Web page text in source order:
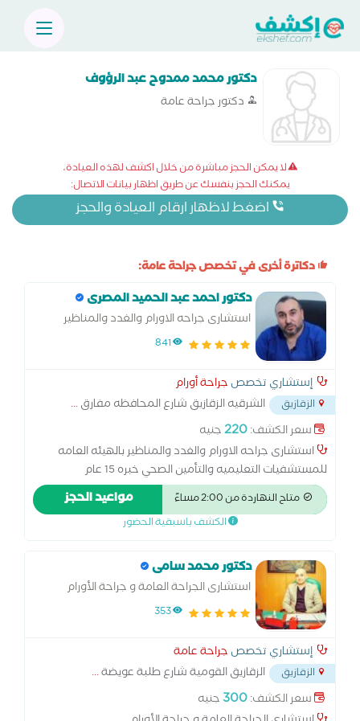
دكتور محمد ممدوح عبد الرؤوف
دكتور جراحة عامة
لا يمكن الحجز مباشرة من خلال اكشف لهذه العيادة،
يمكنك الحجز بنفسك عن طريق اظهار بيانات الاتصال:
اضغط لاظهار ارقام العيادة والحجز
دكاترة أخرى في تخصص جراحة عامة:
دكتور احمد عبد الحميد المصرى
استشارى جراحه الاورام والغدد والمناظير
841
إستشاري تخصص جراحة أورام
الزقازيق الشرقيه الزقازيق شارع المحافظه مفارق...
سعر الكشف:220جنيه
استشارى جراحه الاورام والغدد والمناظير بالهيئه العامه
للمستشفيات التعليميه والتأمين الصحي خبره 15 عام
متاح النهاردة من 2:00 مساءً مواعيد الحجز
الكشف باسبقية الحضور
دكتور محمد سامى
استشارى الجراحة العامة و جراحة الأورام
353
إستشاري تخصص جراحة عامة
الزقازيق الزقازيق القومية شارع طلبة عويضة...
سعر الكشف:300 جنيه